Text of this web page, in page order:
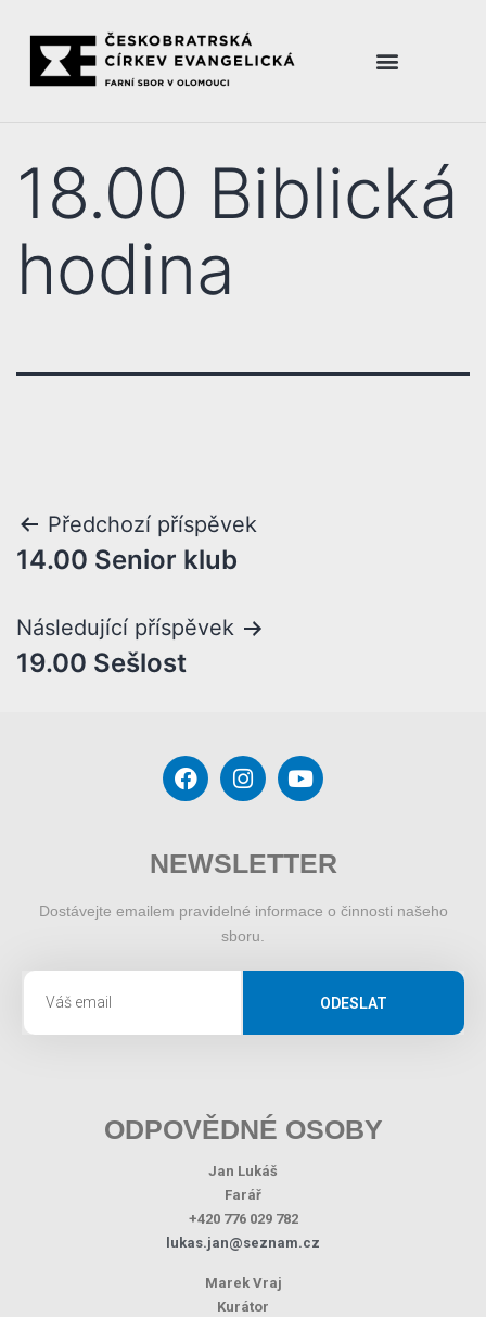
18.00 Biblická
hodina
Předchozí příspěvek
14.00 Senior klub
Následující příspěvek
19.00 Sešlost
NEWSLETTER
Dostávejte emailem pravidelné informace o činnosti našeho
sboru.
ODESLAT
ODPOVĚDNÉ OSOBY
Jan Lukáš
Farář
+420 776 029 782
lukas.jan@seznam.cz
Marek Vraj
Kurátor